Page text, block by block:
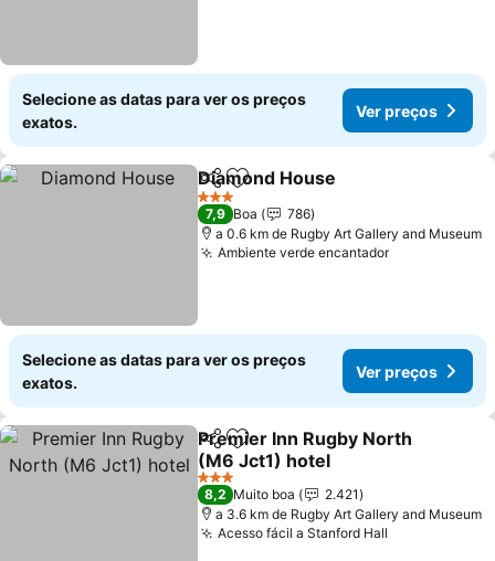
Selecione as datas para ver os preços
exatos.
Ver preços
PartilharAdicionar aos favoritos
Diamond House
3 Estrelas
7,9 Boa
786
a 0.6 km de Rugby Art Gallery and Museum
Ambiente verde encantadorVer preços
Selecione as datas para ver os preços
exatos.
Ver preços
PartilharAdicionar aos favoritos
Premier Inn Rugby North
(M6 Jct1) hotel
Ver preços
3 Estrelas
8,2 Muito boa
2.421
a 3.6 km de Rugby Art Gallery and Museum
Acesso fácil a Stanford Hall